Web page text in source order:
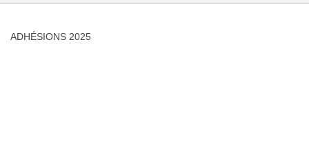
ADHÉSIONS 2025